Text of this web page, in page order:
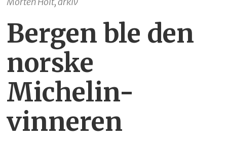
Bergen ble den
norske
Michelin-
vinneren